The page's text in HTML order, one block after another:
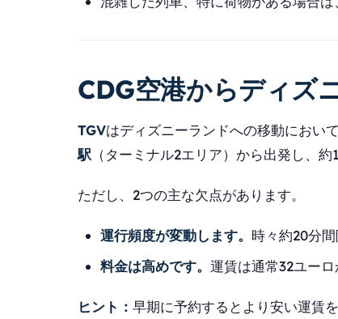
CDG空港からディズ
TGVはディズニーランドへの移動におい
駅 （ターミナル2エリア）から出発し、
ただし、2つの主な欠点があります。
運行頻度が変動します。 時々約20分
料金は高めです。 運賃は通常32ユー
ヒント： 早期に予約するとより安い運賃